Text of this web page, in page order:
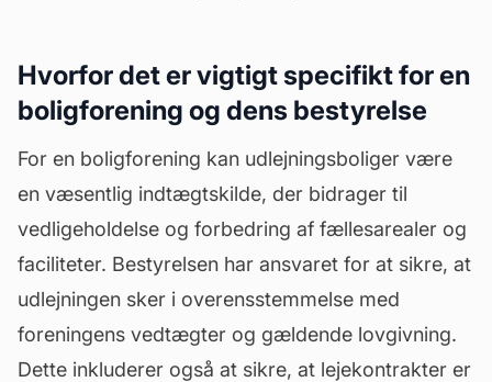
Hvorfor det er vigtigt specifikt for en
boligforening og dens bestyrelse
For en boligforening kan udlejningsboliger være
en væsentlig indtægtskilde, der bidrager til
vedligeholdelse og forbedring af fællesarealer og
faciliteter. Bestyrelsen har ansvaret for at sikre, at
udlejningen sker i overensstemmelse med
foreningens vedtægter og gældende lovgivning.
Dette inkluderer også at sikre, at lejekontrakter er